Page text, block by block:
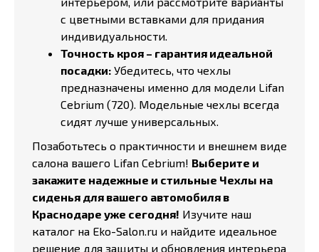
с цветными вставками для придания
индивидуальности.
Точность кроя – гарантия идеальной
посадки: Убедитесь, что чехлы
предназначены именно для модели Lifan
Cebrium (720). Модельные чехлы всегда
сидят лучше универсальных.
Позаботьтесь о практичности и внешнем виде
салона вашего Lifan Cebrium! Выберите и
закажите надежные и стильные Чехлы на
сиденья для вашего автомобиля в
Краснодаре уже сегодня! Изучите наш
каталог на Eko-Salon.ru и найдите идеальное
решение для защиты и обновления интерьера